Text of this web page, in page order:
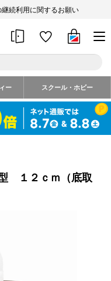
継続利用に関するお願い
ー スクール・ホビー
１２ｃｍ（底取